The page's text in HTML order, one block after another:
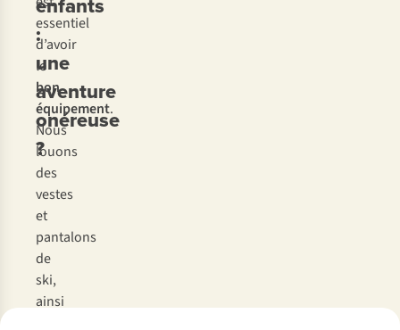
:
une
aventure
onéreuse
?
essentiel
d’avoir
le
bon
équipement.
Nous
louons
des
vestes
et
pantalons
de
ski,
ainsi